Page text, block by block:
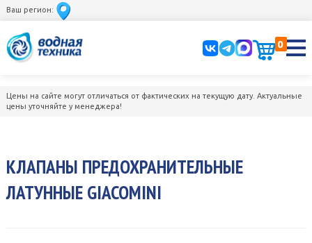
Ваш регион:
0
Цены на сайте могут отличаться от фактических на текущую дату. Актуальные
цены уточняйте у менеджера!
КЛАПАНЫ ПРЕДОХРАНИТЕЛЬНЫЕ
ЛАТУННЫЕ GIACOMINI